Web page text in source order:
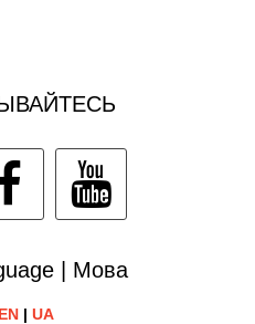
| Мова
EN| UA